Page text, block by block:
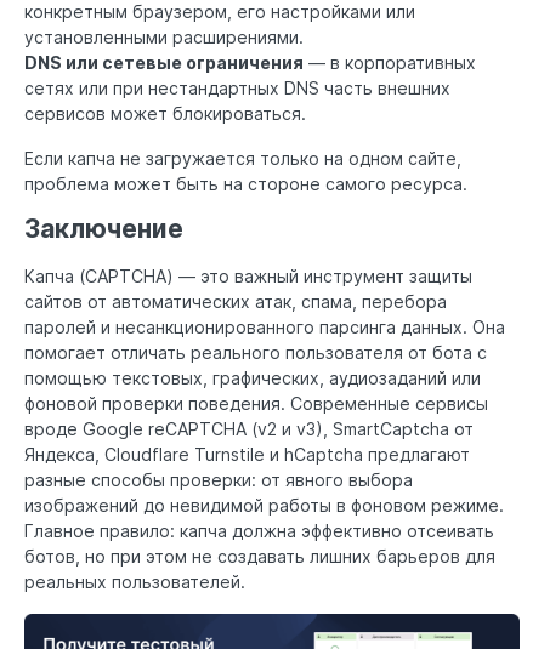
конкретным браузером, его настройками или
установленными расширениями.
DNS или сетевые ограничения — в корпоративных
сетях или при нестандартных DNS часть внешних
сервисов может блокироваться.
Если капча не загружается только на одном сайте,
проблема может быть на стороне самого ресурса.
Заключение
Капча (CAPTCHA) — это важный инструмент защиты
сайтов от автоматических атак, спама, перебора
паролей и несанкционированного парсинга данных. Она
помогает отличать реального пользователя от бота с
помощью текстовых, графических, аудиозаданий или
фоновой проверки поведения. Современные сервисы
вроде Google reCAPTCHA (v2 и v3), SmartCaptcha от
Яндекса, Cloudflare Turnstile и hCaptcha предлагают
разные способы проверки: от явного выбора
изображений до невидимой работы в фоновом режиме.
Главное правило: капча должна эффективно отсеивать
ботов, но при этом не создавать лишних барьеров для
реальных пользователей.